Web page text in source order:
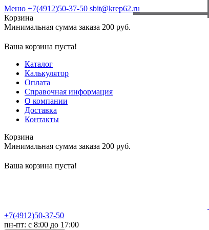
Меню +7(4912)50-37-50 sbit@krep62.ru
Корзина
Минимальная сумма заказа 200 руб.
Ваша корзина пуста!
Каталог
Калькулятор
Оплата
Справочная информация
О компании
Доставка
Контакты
Корзина
Минимальная сумма заказа 200 руб.
Ваша корзина пуста!
+7(4912)50-37-50
пн-пт: с 8:00 до 17:00